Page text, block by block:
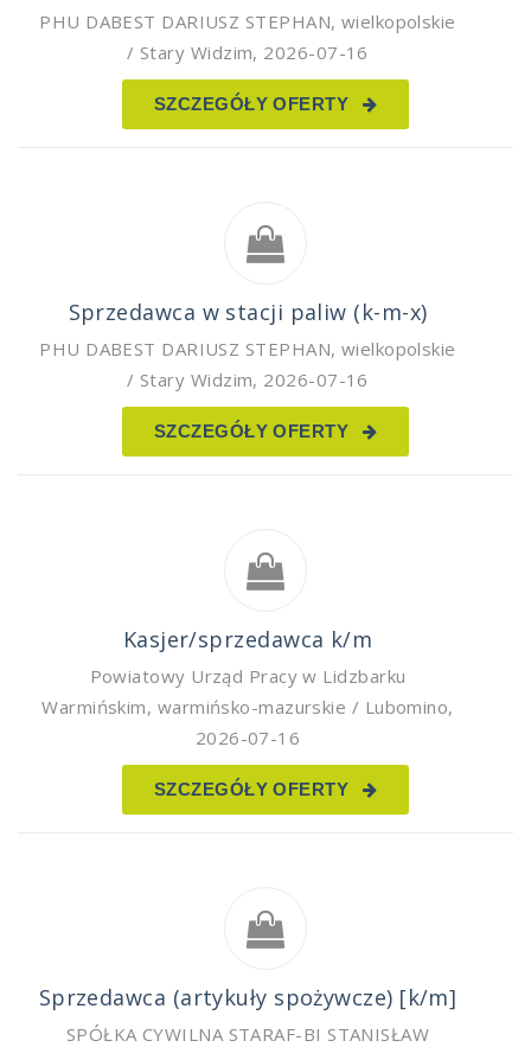
PHU DABEST DARIUSZ STEPHAN, wielkopolskie
/ Stary Widzim, 2026-07-16
SZCZEGÓŁY OFERTY
Sprzedawca w stacji paliw (k-m-x)
PHU DABEST DARIUSZ STEPHAN, wielkopolskie
/ Stary Widzim, 2026-07-16
SZCZEGÓŁY OFERTY
Kasjer/sprzedawca k/m
Powiatowy Urząd Pracy w Lidzbarku
Warmińskim, warmińsko-mazurskie / Lubomino,
2026-07-16
SZCZEGÓŁY OFERTY
Sprzedawca (artykuły spożywcze) [k/m]
SPÓŁKA CYWILNA STARAF-BI STANISŁAW